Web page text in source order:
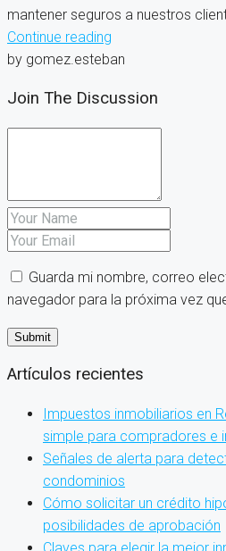
mantener seguros a nuestros
Continue reading
by gomez.esteban
Join The Discussion
Guarda mi nombre, correo
navegador para la próxima vez
Artículos recientes
Impuestos inmobiliarios en
simple para compradores e
Señales de alerta para
condominios
Cómo solicitar un crédito
posibilidades de aprobación